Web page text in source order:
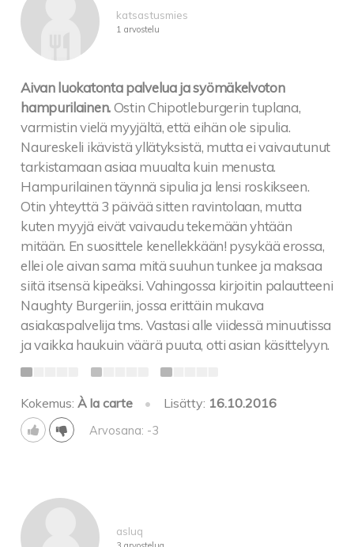
katsastusmies
1 arvostelu
Aivan luokatonta palvelua ja syömäkelvoton
hampurilainen.Ostin Chipotleburgerin tuplana,
varmistin vielä myyjältä, että eihän ole sipulia.
Naureskeli ikävistä yllätyksistä, mutta ei vaivautunut
tarkistamaan asiaa muualta kuin menusta.
Hampurilainen täynnä sipulia ja lensi roskikseen.
Otin yhteyttä 3 päivää sitten ravintolaan, mutta
kuten myyjä eivät vaivaudu tekemään yhtään
mitään. En suosittele kenellekkään! pysykää erossa,
ellei ole aivan sama mitä suuhun tunkee ja maksaa
siitä itsensä kipeäksi. Vahingossa kirjoitin palautteeni
Naughty Burgeriin, jossa erittäin mukava
asiakaspalvelija tms. Vastasi alle viidessä minuutissa
ja vaikka haukuin väärä puuta, otti asian käsittelyyn.
Kokemus:À la carte • Lisätty: 16.10.2016
Arvosana: -3
asluq